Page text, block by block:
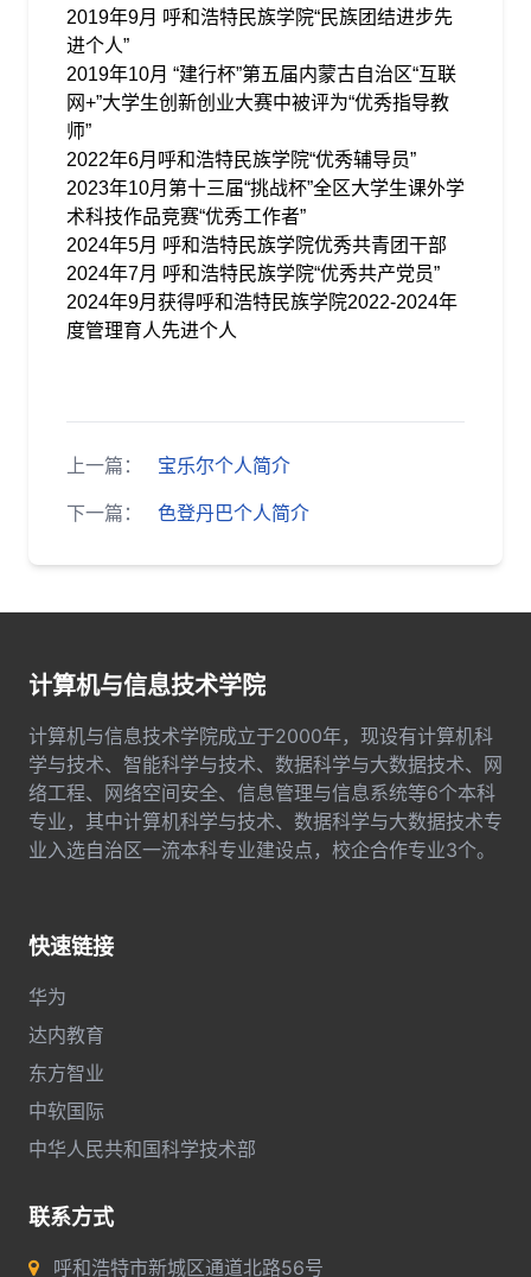
2019年9月 呼和浩特民族学院“民族团结进步先
进个人”
2019年10月 “建行杯”第五届内蒙古自治区“互联
网+”大学生创新创业大赛中被评为“优秀指导教
师”
2022年6月呼和浩特民族学院“优秀辅导员”
2023年10月第十三届“挑战杯”全区大学生课外学
术科技作品竞赛“优秀工作者”
2024年5月 呼和浩特民族学院优秀共青团干部
2024年7月 呼和浩特民族学院“优秀共产党员”
2024年9月获得呼和浩特民族学院2022-2024年
度管理育人先进个人
上一篇：
宝乐尔个人简介
下一篇：
色登丹巴个人简介
计算机与信息技术学院
计算机与信息技术学院成立于2000年，现设有计算机科
学与技术、智能科学与技术、数据科学与大数据技术、网
络工程、网络空间安全、信息管理与信息系统等6个本科
专业，其中计算机科学与技术、数据科学与大数据技术专
业入选自治区一流本科专业建设点，校企合作专业3个。
快速链接
华为
达内教育
东方智业
中软国际
中华人民共和国科学技术部
联系方式
呼和浩特市新城区通道北路56号